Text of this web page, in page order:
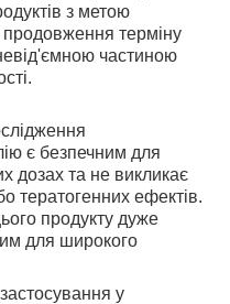
з метою
продовження терміну
частиною
є безпечним для
дозах та не викликає
тератогенних ефектів.
продукту дуже
для широкого
у